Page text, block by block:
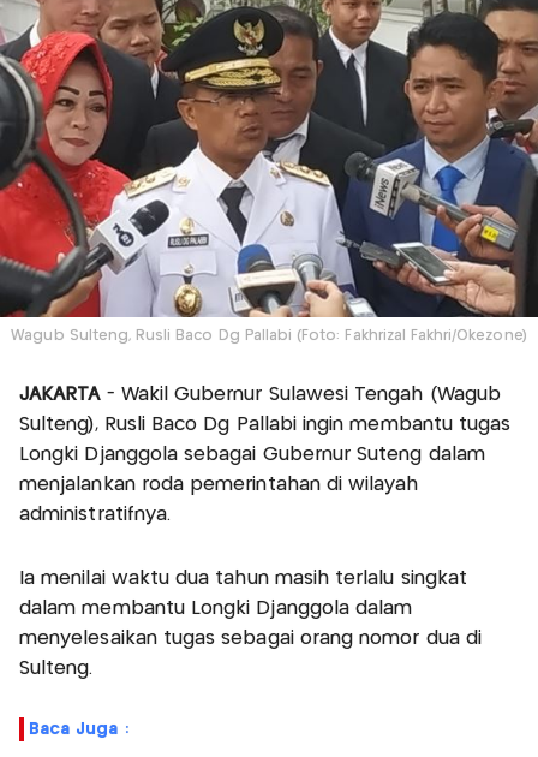
Wagub Sulteng, Rusli Baco Dg Pallabi (Foto: Fakhrizal Fakhri/Okezone)
JAKARTA - Wakil Gubernur Sulawesi Tengah (Wagub
Sulteng), Rusli Baco Dg Pallabi ingin membantu tugas
Longki Djanggola sebagai Gubernur Suteng dalam
menjalankan roda pemerintahan di wilayah
administratifnya.
Ia menilai waktu dua tahun masih terlalu singkat
dalam membantu Longki Djanggola dalam
menyelesaikan tugas sebagai orang nomor dua di
Sulteng.
Baca Juga :